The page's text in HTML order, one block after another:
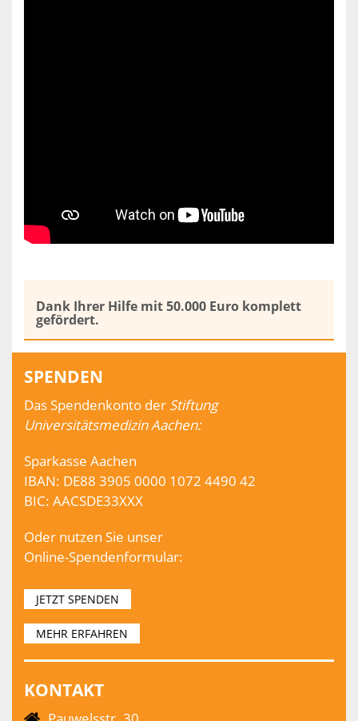
Dank Ihrer Hilfe mit 50.000 Euro komplett
gefördert.
SPENDEN
Das Spendenkonto der Stiftung
Universitätsmedizin Aachen:
Sparkasse Aachen
IBAN: DE88 3905 0000 1072 4490 42
BIC: AACSDE33XXX
Oder nutzen Sie unser
Online-Spendenformular:
JETZT SPENDEN
MEHR ERFAHREN
KONTAKT